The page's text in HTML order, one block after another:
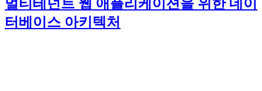
멀티테넌트 웹 애플리케이션을 위한 데이
터베이스 아키텍처